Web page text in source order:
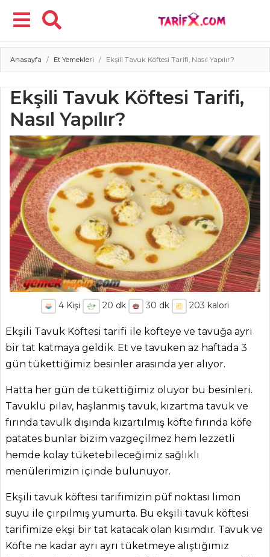
Menü
Anasayfa Et Yemekleri Ekşili Tavuk Köftesi Tarifi, Nasıl Yapılır?
Ekşili Tavuk Köftesi Tarifi,
Nasıl Yapılır?
4Kişi 20 dk 30 dk 203 kalori
Ekşili Tavuk Köftesi tarifi ile köfteye ve tavuğa ayrı
bir tat katmaya geldik. Et ve tavuken az haftada 3
gün tükettiğimiz besinler arasında yer alıyor.
Hatta her gün de tükettiğimiz oluyor bu besinleri.
Tavuklu pilav, haşlanmış tavuk, kızartma tavuk ve
fırında tavulk dışında kızartılmış köfte fırında köfe
patates bunlar bizim vazgeçilmez hem lezzetli
hemde kolay tüketebileceğimiz sağlıklı
menülerimizin içinde bulunuyor.
Ekşili tavuk köftesi tarifimizin püf noktası limon
suyu ile çırpılmış yumurta. Bu ekşili tavuk köftesi
tarifimize ekşi bir tat katacak olan kısımdır. Tavuk ve
Köfte ne kadar ayrı ayrı tüketmeye alıştığımız